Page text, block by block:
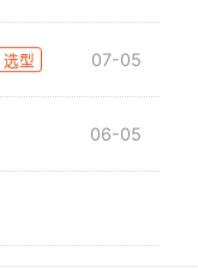
选型 07-05
06-05